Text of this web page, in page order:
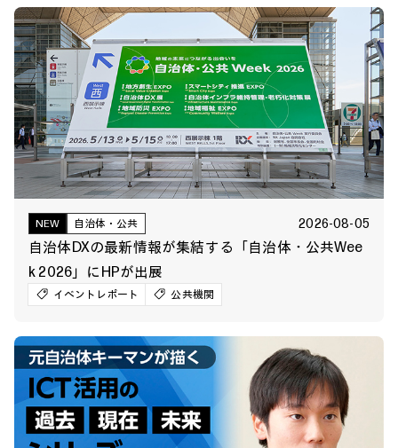
NEW 自治体・公共 2026-08-05
自治体DXの最新情報が集結する「自治体・公共Wee
k 2026」にHPが出展
イベントレポート 公共機関